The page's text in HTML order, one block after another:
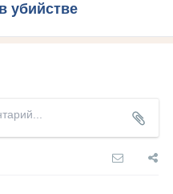
убийстве